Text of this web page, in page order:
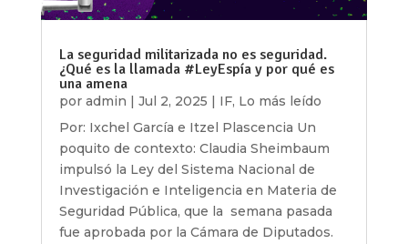
La seguridad militarizada no es seguridad.
¿Qué es la llamada #LeyEspía y por qué es
una amena
por admin | Jul 2, 2025 | IF, Lo más leído
Por: Ixchel García e Itzel Plascencia Un
poquito de contexto: Claudia Sheimbaum
impulsó la Ley del Sistema Nacional de
Investigación e Inteligencia en Materia de
Seguridad Pública, que la semana pasada
fue aprobada por la Cámara de Diputados.